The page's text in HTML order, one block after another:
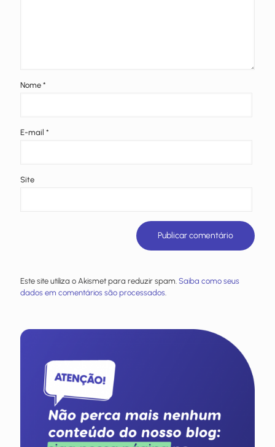
Nome *
E-mail *
Site
Este site utiliza o Akismet para reduzir spam. Saiba como seus
dados em comentários são processados.